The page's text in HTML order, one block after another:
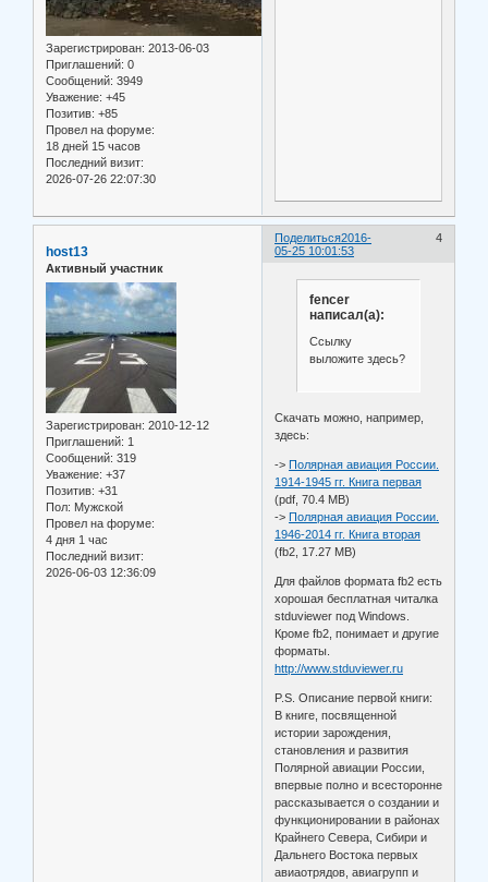
Зарегистрирован: 2013-06-03
Приглашений: 0
Сообщений: 3949
Уважение: +45
Позитив: +85
Провел на форуме:
18 дней 15 часов
Последний визит:
2026-07-26 22:07:30
Поделиться 4
2016-
05-25 10:01:53
host13
Активный участник
Зарегистрирован: 2010-12-12
Приглашений: 1
Сообщений: 319
Уважение: +37
Позитив: +31
Пол: Мужской
Провел на форуме:
4 дня 1 час
Последний визит:
2026-06-03 12:36:09
fencer
написал(а):
Ссылку
выложите здесь?
Скачать можно, например,
здесь:
->Полярная авиация России.
1914-1945 гг. Книга первая
(pdf, 70.4 MB)
->Полярная авиация России.
1946-2014 гг. Книга вторая
(fb2, 17.27 MB)
Для файлов формата fb2 есть
хорошая бесплатная читалка
stduviewer под Windows.
Кроме fb2, понимает и другие
форматы.
http://www.stduviewer.ru
P.S. Описание первой книги:
В книге, посвященной
истории зарождения,
становления и развития
Полярной авиации России,
впервые полно и всесторонне
рассказывается о создании и
функционировании в районах
Крайнего Севера, Сибири и
Дальнего Востока первых
авиаотрядов, авиагрупп и